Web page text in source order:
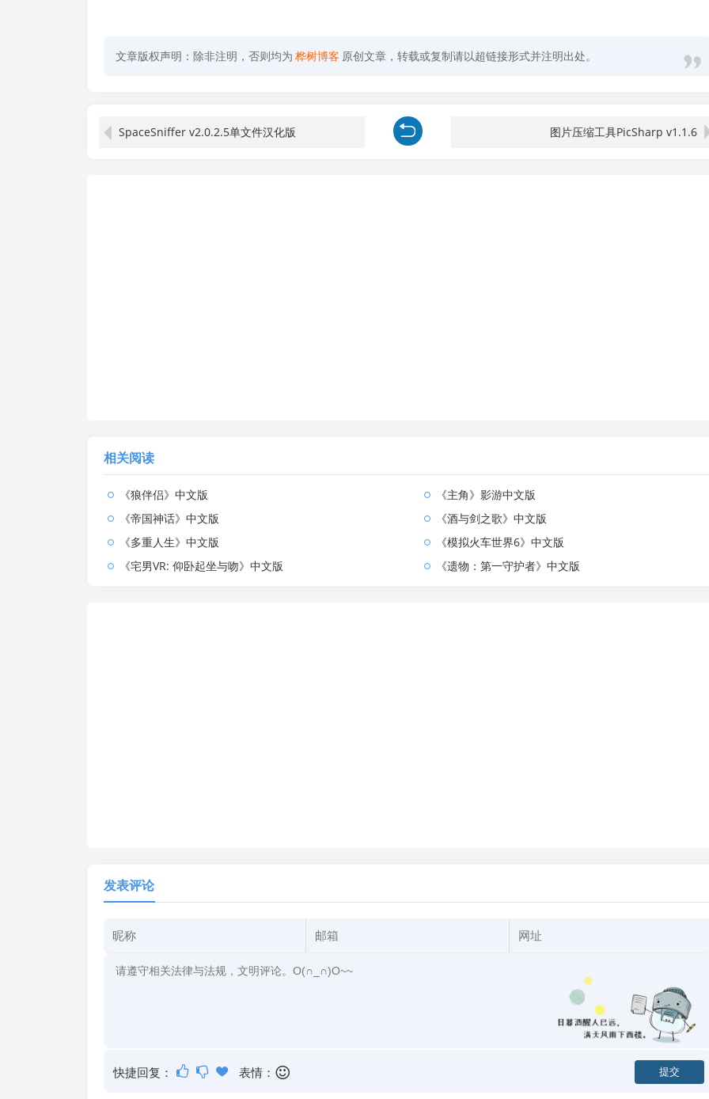
文章版权声明：除非注明，否则均为 桦树博客 原创文章，转载或复制请以超链接形式并注明出处。
SpaceSniffer v2.0.2.5单文件汉化版 图片压缩工具PicSharp v1.1.6
相关阅读
《狼伴侣》中文版
《主角》影游中文版
《帝国神话》中文版
《酒与剑之歌》中文版
《多重人生》中文版
《模拟火车世界6》中文版
《宅男VR: 仰卧起坐与吻》中文版
《遗物：第一守护者》中文版
发表评论
快捷回复： 表情：